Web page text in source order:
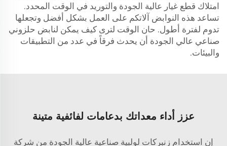
امتلاك قطع غيار عالية الجودة والتوريد في الوقت المحدد.
تساعد هذه النوابض آلاتكم على العمل بشكل أفضل وتجعلها
تدوم لفترة أطول. حان الوقت لترى كيف يمكن لنابض حلزوني
صناعي عالي الجودة أن يحدث فرقاً في عدد من التطبيقات
والبيئات.
عزز أداء معداتك بدعامات لفائفية متينة
إن استخدام زنبركات لولبية صناعية عالية الجودة من شركة